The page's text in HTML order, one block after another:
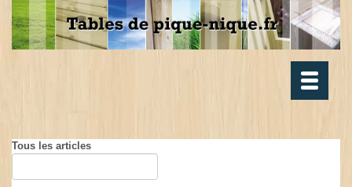
Toggle
Tous les articles